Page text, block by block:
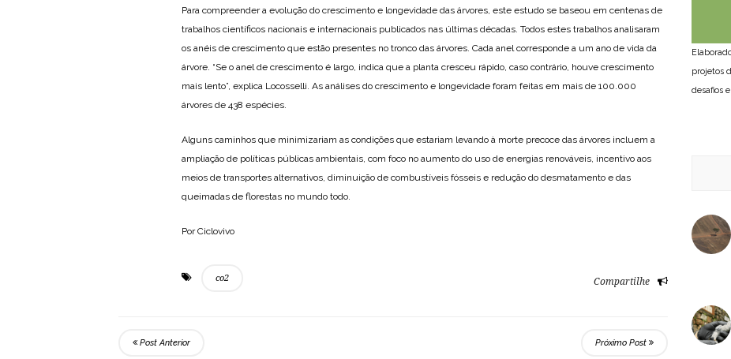
Para compreender a evolução do crescimento e longevidade das árvores, este estudo se baseou em centenas de
trabalhos científicos nacionais e internacionais publicados nas últimas décadas. Todos estes trabalhos analisaram
os anéis de crescimento que estão presentes no tronco das árvores. Cada anel corresponde a um ano de vida da
árvore. “Se o anel de crescimento é largo, indica que a planta cresceu rápido, caso contrário, houve crescimento
mais lento”, explica Locosselli. As análises do crescimento e longevidade foram feitas em mais de 100.000
árvores de 438 espécies.
Alguns caminhos que minimizariam as condições que estariam levando à morte precoce das árvores incluem a
ampliação de políticas públicas ambientais, com foco no aumento do uso de energias renováveis, incentivo aos
meios de transportes alternativos, diminuição de combustíveis fósseis e redução do desmatamento e das
queimadas de florestas no mundo todo.
Por Ciclovivo
co2 Compartilhe
Post Anterior Próximo Post
projetos
desafios